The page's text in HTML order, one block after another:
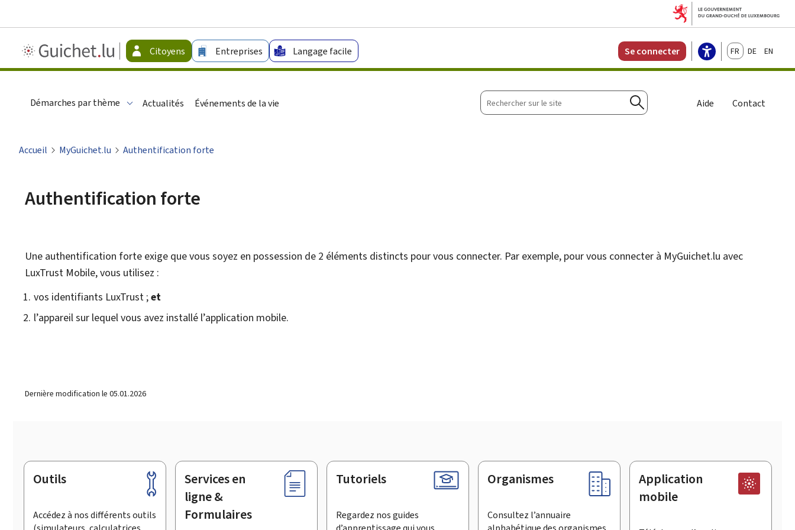
Guichet.lu
-
Citoyens Entreprises Langage facile Se connecter FrançaisDeutschEnglish
Démarches par thème Actualités Événements de la vie
Rechercher
sur
Rechercher
Aide Contact
Accueil MyGuichet.lu Authentification forte
Authentification forte
Une authentification forte exige que vous soyez en possession de 2 éléments distincts pour vous connecter. Par exemple, pour vous connecter à MyGuichet.lu avec
LuxTrust Mobile, vous utilisez :
vos identifiants LuxTrust ;et
l’appareil sur lequel vous avez installé l’application mobile.
Dernière modification le 05.01.2026
Pied
page
Outils
Accédez à nos différents outils
Services en
ligne &
Formulaires
Tutoriels
Regardez nos guides
Organismes
Consultez l’annuaire
Application
mobile